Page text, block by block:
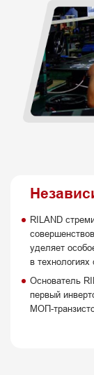
RILAND
уделяет
в технологиях
Основатель
первый
МОП-